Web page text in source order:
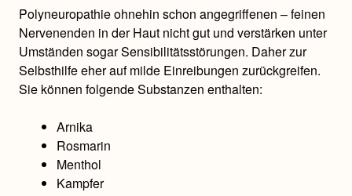
Polyneuropathie ohnehin schon angegriffenen – feinen
Nervenenden in der Haut nicht gut und verstärken unter
Umständen sogar Sensibilitätsstörungen. Daher zur
Selbsthilfe eher auf milde Einreibungen zurückgreifen.
Sie können folgende Substanzen enthalten:
Arnika
Rosmarin
Menthol
Kampfer